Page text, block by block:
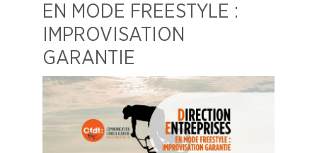
EN MODE FREESTYLE :
IMPROVISATION
GARANTIE